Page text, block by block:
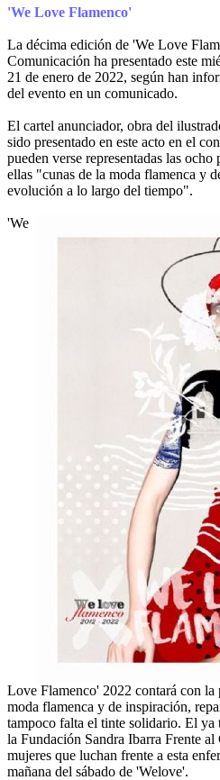
'We Love Flamenco'
La décima edición de 'We Love
Comunicación ha presentado este
21 de enero de 2022, según han
del evento en un comunicado.
El cartel anunciador, obra del
sido presentado en este acto en el
pueden verse representadas las
ellas "cunas de la moda flamenca y
evolución a lo largo del tiempo".
'We
Love Flamenco' 2022 contará con
moda flamenca y de inspiración,
tampoco falta el tinte solidario. El
la Fundación Sandra Ibarra Frente al
mujeres que luchan frente a esta
mañana del sábado de 'Welove'.